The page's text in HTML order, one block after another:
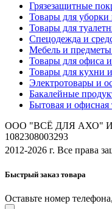
Грязезащитные
Товары для
Товары для
Спецодежда и
Мебель и предметы
Товары для офиса
Товары для кухни
Электротовары и
Бакалейные
Бытовая и офисная
ООО "ВСЁ ДЛЯ АХО"
1082308003293
2012-2026 г. Все права
Быстрый заказ товара
Оставьте номер